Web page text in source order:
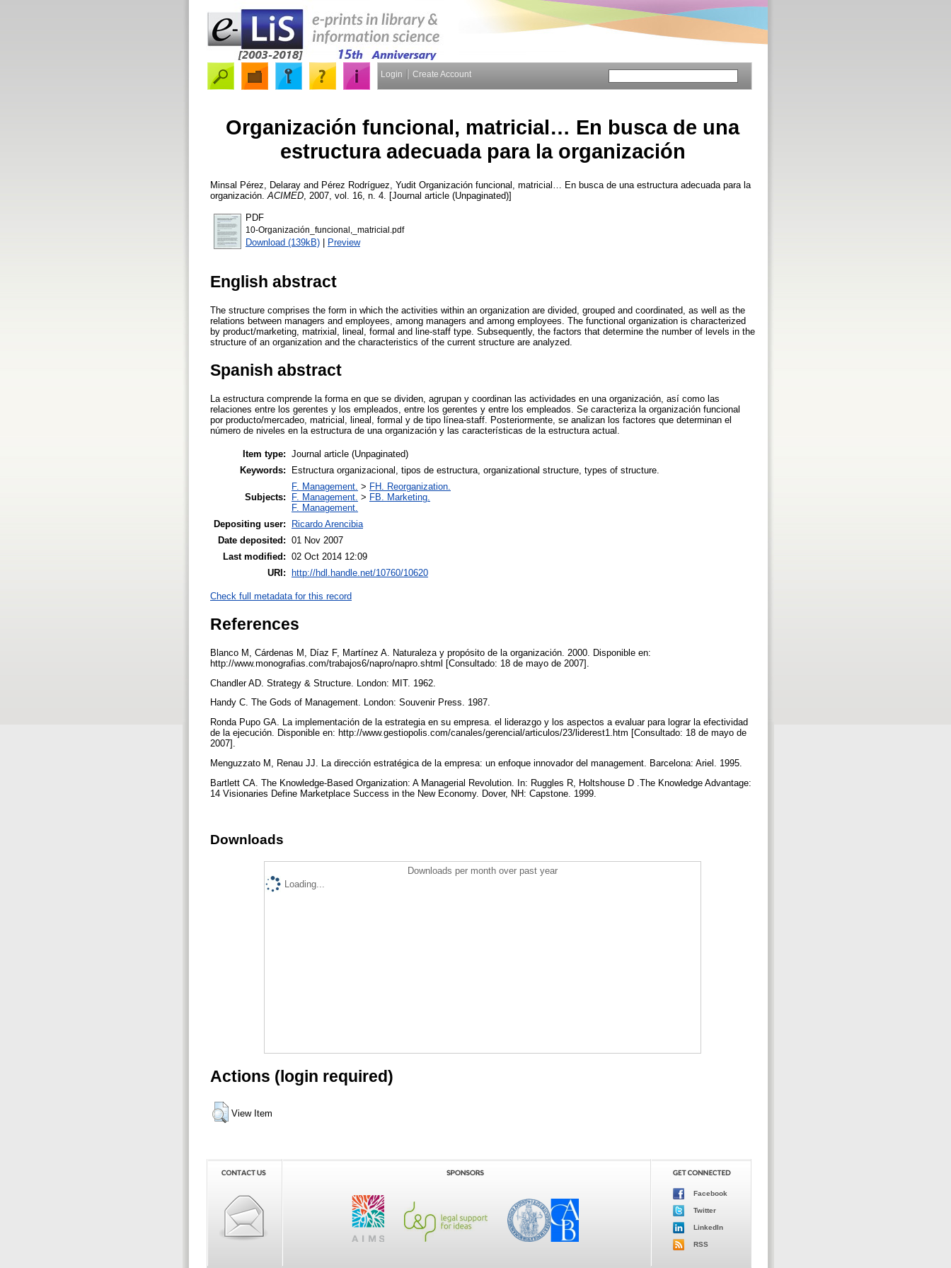
Login Create Account
Organización funcional, matricial… En busca de una
estructura adecuada para la organización
Minsal Pérez, Delaray and Pérez Rodríguez, Yudit Organización funcional, matricial… En busca de una estructura adecuada para la
organización. ACIMED , 2007, vol. 16, n. 4. [Journal article (Unpaginated)]
PDF
10-Organización_funcional,_matricial.pdf
Download (139kB) | Preview
English abstract
The structure comprises the form in which the activities within an organization are divided, grouped and coordinated, as well as the
relations between managers and employees, among managers and among employees. The functional organization is characterized
by product/marketing, matrixial, lineal, formal and line-staff type. Subsequently, the factors that determine the number of levels in the
structure of an organization and the characteristics of the current structure are analyzed.
Spanish abstract
La estructura comprende la forma en que se dividen, agrupan y coordinan las actividades en una organización, así como las
relaciones entre los gerentes y los empleados, entre los gerentes y entre los empleados. Se caracteriza la organización funcional
por producto/mercadeo, matricial, lineal, formal y de tipo línea-staff. Posteriormente, se analizan los factores que determinan el
número de niveles en la estructura de una organización y las características de la estructura actual.
Item type: Journal article (Unpaginated)
Keywords:
Estructura organizacional, tipos de estructura, organizational structure, types of structure.
Subjects:
F. Management. > FH. Reorganization.
F. Management. > FB. Marketing.
F. Management.
Depositing user:
Ricardo Arencibia
Date deposited: 01 Nov 2007
Last modified: 02 Oct 2014 12:09
URI:
http://hdl.handle.net/10760/10620
Check full metadata for this record
References
Blanco M, Cárdenas M, Díaz F, Martínez A. Naturaleza y propósito de la organización. 2000. Disponible en:
http://www.monografias.com/trabajos6/napro/napro.shtml [Consultado: 18 de mayo de 2007].
Chandler AD. Strategy & Structure. London: MIT. 1962.
Handy C. The Gods of Management. London: Souvenir Press. 1987.
Ronda Pupo GA. La implementación de la estrategia en su empresa. el liderazgo y los aspectos a evaluar para lograr la efectividad
de la ejecución. Disponible en: http://www.gestiopolis.com/canales/gerencial/articulos/23/liderest1.htm [Consultado: 18 de mayo de
2007].
Menguzzato M, Renau JJ. La dirección estratégica de la empresa: un enfoque innovador del management. Barcelona: Ariel. 1995.
Bartlett CA. The Knowledge-Based Organization: A Managerial Revolution. In: Ruggles R, Holtshouse D .The Knowledge Advantage:
14 Visionaries Define Marketplace Success in the New Economy. Dover, NH: Capstone. 1999.
Downloads
Downloads per month over past year
Loading...
Actions (login required)
View Item
Facebook
Twitter
LinkedIn
RSS